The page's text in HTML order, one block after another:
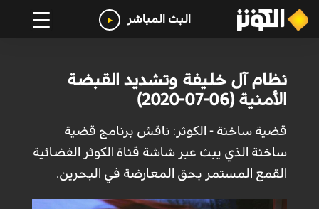
البث المباشر
نظام آل خليفة وتشديد القبضة
الأمنية (06-07-2020)
قضية ساخنة - الكوثر: ناقش برنامج قضية
ساخنة الذي يبث عبر شاشة قناة الكوثر الفضائية
القمع المستمر بحق المعارضة في البحرين.